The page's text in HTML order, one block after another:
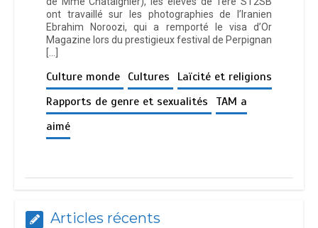
ont travaillé sur les photographies de l’Iranien
Ebrahim Noroozi, qui a remporté le visa d’Or
Magazine lors du prestigieux festival de Perpignan
Culture monde Cultures
Laïcité et religions
Rapports de genre et sexualités
TAM a
aimé
Articles récents